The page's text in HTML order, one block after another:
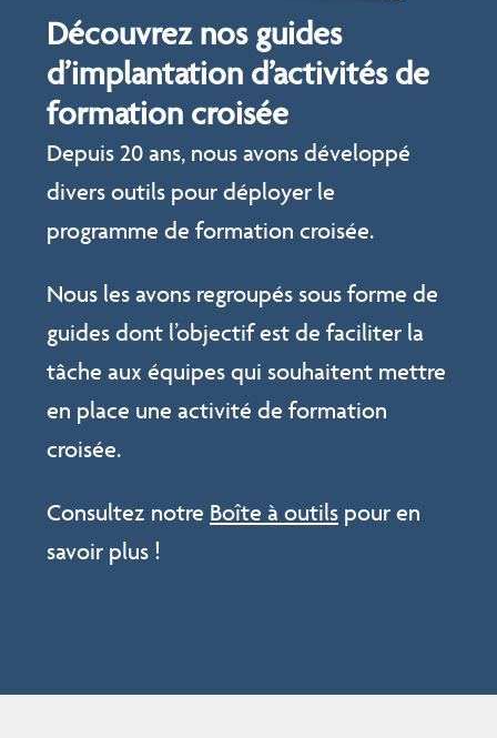
Découvrez nos guides
d’implantation d’activités de
formation croisée
Depuis 20 ans, nous avons développé
divers outils pour déployer le
programme de formation croisée.
Nous les avons regroupés sous forme de
guides dont l’objectif est de faciliter la
tâche aux équipes qui souhaitent mettre
en place une activité de formation
croisée.
Consultez notre Boîte à outils pour en
savoir plus !